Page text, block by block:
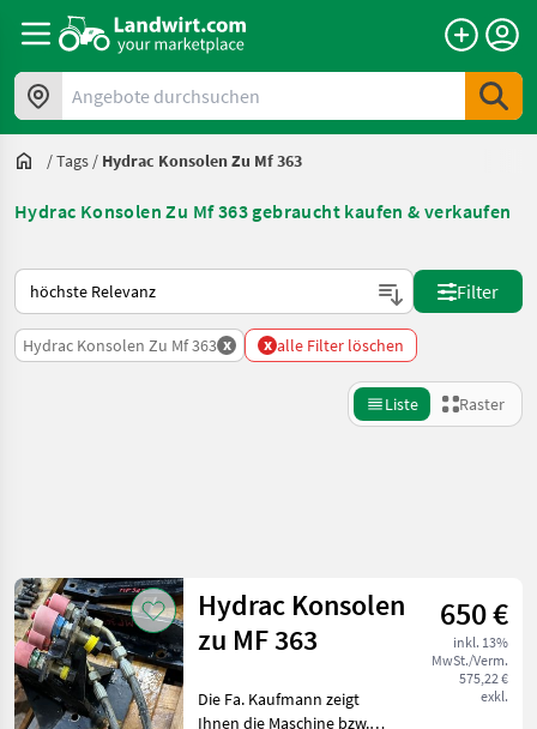
Angebote durchsuchen
/Tags / Hydrac Konsolen Zu Mf 363
Hydrac Konsolen Zu Mf 363 gebraucht kaufen & verkaufen
So wird auf Landwirt.com sortiert
Filter
Hydrac Konsolen Zu Mf 363 x x alle Filter löschen
Liste Raster
Kategorie 2 Land Filter
AKTUELLER
PFAD Zurücksetzen
Ergebnisse
anzeigen
Hydrac Konsolen
zu MF 363
650 €
inkl. 13%
MwSt./Verm.
575,22 €
exkl.
Die Fa. Kaufmann zeigt
Ihnen die Maschine bzw.